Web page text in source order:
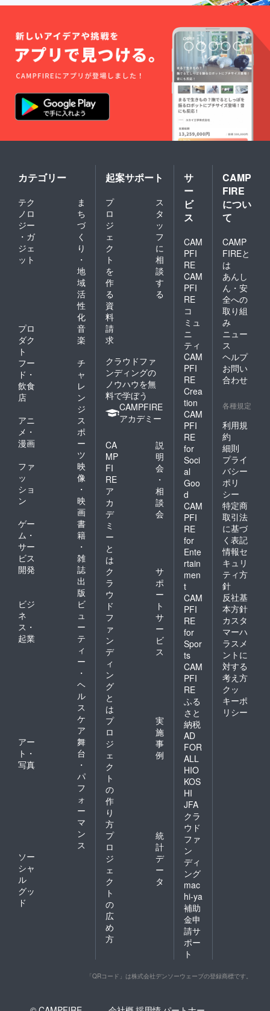
カテゴリー
テク
ノロ
ジー
・ガ
ジェ
ット
ま
ち
づ
く
り
・
地
域
活
性
化
プロ
ダク
ト
音
楽
フー
ド・
飲食
店
チ
ャ
レ
ン
ジ
アニ
メ・
漫画
ス
ポ
ー
ツ
ファ
ッ
ショ
ン
映
像
・
映
画
ゲー
ム・
サー
ビス
開発
書
籍
・
雑
誌
出
版
ビジ
ネ
ス・
起業
ビ
ュ
ー
テ
ィ
ー
・
ヘ
ル
ス
ケ
ア
アー
ト・
写真
舞
台
・
パ
フ
ォ
ー
マ
ン
ス
ソー
シャ
ル
グッ
ド
起案サポート
プ
ロ
ジ
ェ
ク
ト
を
作
る
ス
タ
ッ
フ
に
相
談
す
る
資
料
請
求
クラウドファ
ンディングの
ノウハウを無
料で学ぼう
CAMPFIRE
アカデミー
CA
MP
FI
RE
ア
カ
デ
ミ
ー
と
は
説
明
会
・
相
談
会
ク
ラ
ウ
ド
フ
ァ
ン
デ
ィ
ン
グ
と
は
サ
ポ
ー
ト
サ
ー
ビ
ス
プ
ロ
ジ
ェ
ク
ト
の
作
り
方
実
施
事
例
プ
ロ
ジ
ェ
ク
ト
の
広
め
方
統
計
デ
ー
タ
サ
ー
ビ
ス
CAM
PFI
RE
CAM
PFI
RE
コ
ミュ
ニ
ティ
CAM
PFI
RE
Crea
tion
CAM
PFI
RE
for
Soci
al
Goo
d
CAM
PFI
RE
for
Ente
rtain
men
t
CAM
PFI
RE
for
Spor
ts
CAM
PFI
RE
ふる
さと
納税
AD
FOR
ALL
HIO
KOS
HI
JFA
クラ
ウド
ファ
ン
ディ
ング
mac
hi-ya
補助
金申
請サ
ポー
ト
CAMP
FIRE
につい
て
CAMP
FIREと
は
あんし
ん・安
全への
取り組
み
ニュー
ス
ヘルプ
お問い
合わせ
各種規定
利用規
約
細則
プライ
バシー
ポリ
シー
特定商
取引法
に基づ
く表記
情報セ
キュリ
ティ方
針
反社基
本方針
カスタ
マーハ
ラスメ
ントに
対する
考え方
クッ
キーポ
リシー
「QRコード」は株式会社デンソーウェーブの登録商標です。